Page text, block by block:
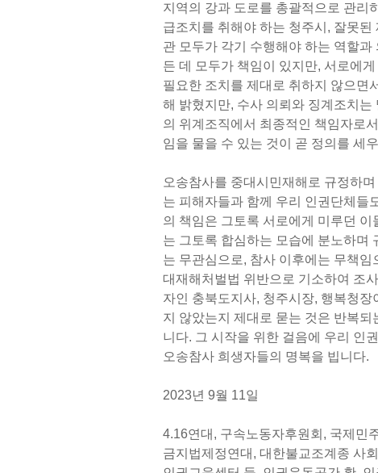
지역의 강과 도로를 총괄적으로 관리
급조치를 취해야 하는 청주시, 잘못된
관 모두가 각기 수행해야 하는 역할
든 데 모두가 책임이 있지만, 서로에
필요한 조치를 제대로 취하지 않으면
해 밝혔지만, 수사 의뢰와 징계조치
의 위계조직에서 최종적인 책임자로
임을 물을 수 있는 것이 곧 정의를 세
오송참사를 중대시민재해로 규정하
는 피해자들과 함께 우리 인권단체들
의 책임은 그토록 서로에게 미루던
는 그토록 합심하는 모습에 분노하며
는 무관심으로, 참사 이후에는 무책
대재해처벌법 위반으로 기소하여 조
자인 충북도지사, 청주시장, 행복청
지 않았는지 제대로 묻는 것은 반복
니다. 그 시작을 위한 걸음에 우리 인
오송참사 희생자들의 명복을 빕니다.
2023년 9월 11일
4.16연대, 구속노동자후원회, 국제민
금지법제정연대, 대한불교조계종 사